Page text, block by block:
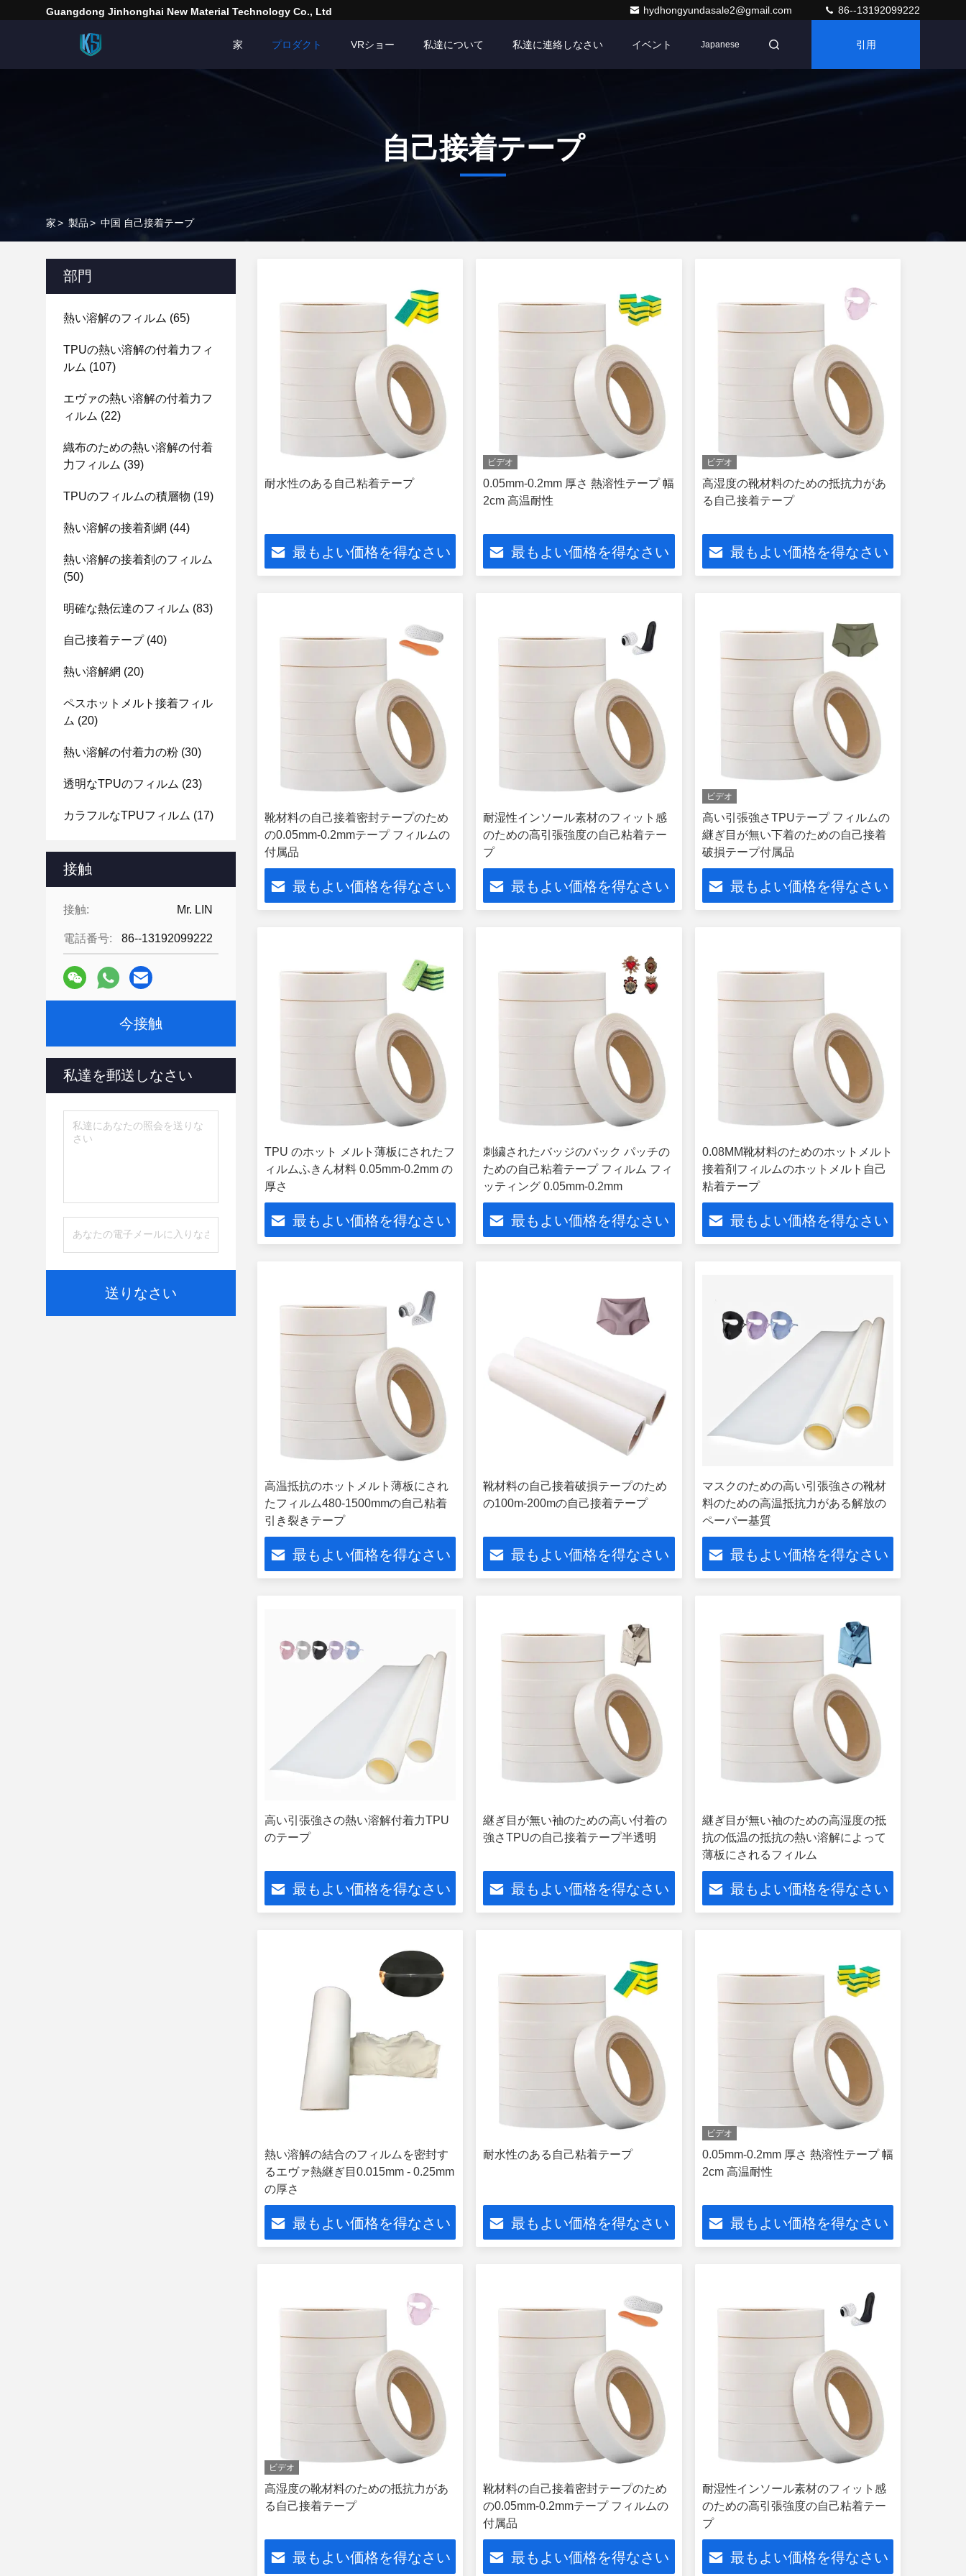
Guangdong Jinhonghai New Material Technology Co., Ltd hydhongyundasale2@gmail.com 86--13192099222
家 プロダクト VRショー 私達について 私達に連絡しなさい イベント Japanese 引用
自己接着テープ
家> 製品> 中国 自己接着テープ
部門
熱い溶解のフィルム (65)
TPUの熱い溶解の付着力フィ
ルム (107)
エヴァの熱い溶解の付着力フ
ィルム (22)
織布のための熱い溶解の付着
力フィルム (39)
TPUのフィルムの積層物 (19)
熱い溶解の接着剤網 (44)
熱い溶解の接着剤のフィルム
(50)
明確な熱伝達のフィルム (83)
自己接着テープ(40)
熱い溶解網 (20)
ペスホットメルト接着フィル
ム (20)
熱い溶解の付着力の粉 (30)
透明なTPUのフィルム (23)
カラフルなTPUフィルム (17)
接触
接触: Mr. LIN
電話番号: 86--13192099222
今接触
私達を郵送しなさい
送りなさい
耐水性のある自己粘着テープ
最もよい価格を得なさい
ビデオ
0.05mm-0.2mm 厚さ 熱溶性テープ 幅
2cm 高温耐性
最もよい価格を得なさい
ビデオ
高湿度の靴材料のための抵抗力があ
る自己接着テープ
最もよい価格を得なさい
靴材料の自己接着密封テープのため
の0.05mm-0.2mmテープ フィルムの
付属品
最もよい価格を得なさい
耐湿性インソール素材のフィット感
のための高引張強度の自己粘着テー
プ
最もよい価格を得なさい
ビデオ
高い引張強さTPUテープ フィルムの
継ぎ目が無い下着のための自己接着
破損テープ付属品
最もよい価格を得なさい
TPU のホット メルト薄板にされたフ
ィルムふきん材料 0.05mm-0.2mm の
厚さ
最もよい価格を得なさい
刺繍されたバッジのバック パッチの
ための自己粘着テープ フィルム フィ
ッティング 0.05mm-0.2mm
最もよい価格を得なさい
0.08MM靴材料のためのホットメルト
接着剤フィルムのホットメルト自己
粘着テープ
最もよい価格を得なさい
高温抵抗のホットメルト薄板にされ
たフィルム480-1500mmの自己粘着
引き裂きテープ
最もよい価格を得なさい
靴材料の自己接着破損テープのため
の100m-200mの自己接着テープ
最もよい価格を得なさい
マスクのための高い引張強さの靴材
料のための高温抵抗力がある解放の
ペーパー基質
最もよい価格を得なさい
高い引張強さの熱い溶解付着力TPU
のテープ
最もよい価格を得なさい
継ぎ目が無い袖のための高い付着の
強さTPUの自己接着テープ半透明
最もよい価格を得なさい
継ぎ目が無い袖のための高湿度の抵
抗の低温の抵抗の熱い溶解によって
薄板にされるフィルム
最もよい価格を得なさい
熱い溶解の結合のフィルムを密封す
るエヴァ熱継ぎ目0.015mm - 0.25mm
の厚さ
最もよい価格を得なさい
耐水性のある自己粘着テープ
最もよい価格を得なさい
ビデオ
0.05mm-0.2mm 厚さ 熱溶性テープ 幅
2cm 高温耐性
最もよい価格を得なさい
ビデオ
高湿度の靴材料のための抵抗力があ
る自己接着テープ
最もよい価格を得なさい
靴材料の自己接着密封テープのため
の0.05mm-0.2mmテープ フィルムの
付属品
最もよい価格を得なさい
耐湿性インソール素材のフィット感
のための高引張強度の自己粘着テー
プ
最もよい価格を得なさい